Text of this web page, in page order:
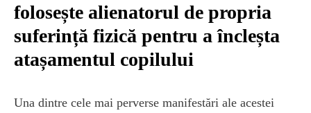
folosește alienatorul de propria
suferință fizică pentru a încleșta
atașamentul copilului
Una dintre cele mai perverse manifestări ale acestei